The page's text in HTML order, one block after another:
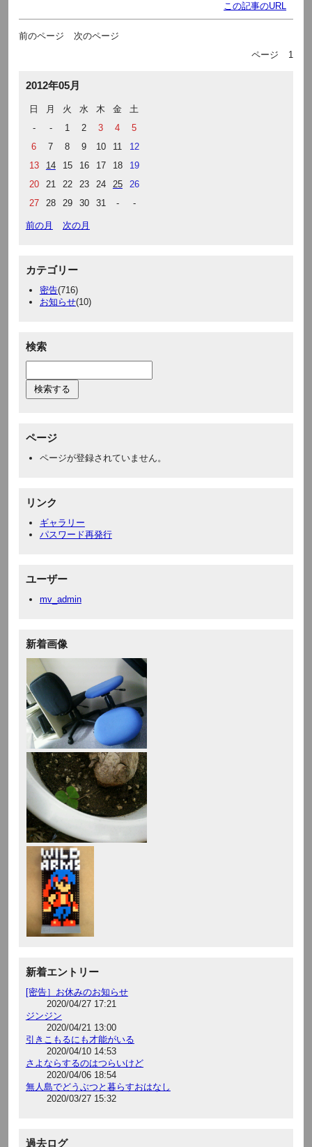
この記事のURL
前のページ
次のページ
ページ
1
2012年05月
日 月 火 水 木 金
土
-
- 1 2 3 4
5
6
7 8 9 10 11
12
13
14 15 16 17 18
19
20
21 22 23 24 25
26
27
28 29 30 31 - -
前の月 次の月
カテゴリー
密告(716)
お知らせ(10)
検索
ページ
ページが登録されていません。
リンク
ギャラリー
パスワード再発行
ユーザー
mv_admin
新着画像
新着エントリー
[密告］お休みのお知らせ
2020/04/27 17:21
ジンジン
2020/04/21 13:00
引きこもるにも才能がいる
2020/04/10 14:53
さよならするのはつらいけど
2020/04/06 18:54
無人島でどうぶつと暮らすおはなし
2020/03/27 15:32
過去ログ